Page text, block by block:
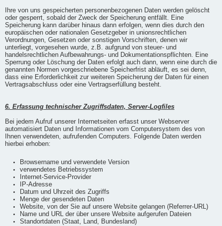
Ihre von uns gespeicherten personenbezogenen Daten werden gelöscht
oder gesperrt, sobald der Zweck der Speicherung entfällt. Eine
Speicherung kann darüber hinaus dann erfolgen, wenn dies durch den
europäischen oder nationalen Gesetzgeber in unionsrechtlichen
Verordnungen, Gesetzen oder sonstigen Vorschriften, denen wir
unterliegt, vorgesehen wurde, z.B. aufgrund von steuer- und
handelsrechtlichen Aufbewahrungs- und Dokumentationspflichten. Eine
Sperrung oder Löschung der Daten erfolgt auch dann, wenn eine durch die
genannten Normen vorgeschriebene Speicherfrist abläuft, es sei denn,
dass eine Erforderlichkeit zur weiteren Speicherung der Daten für einen
Vertragsabschluss oder eine Vertragserfüllung besteht.
6. Erfassung technischer Zugriffsdaten, Server-Logfiles
Bei jedem Aufruf unserer Internetseiten erfasst unser Webserver
automatisiert Daten und Informationen vom Computersystem des von
Ihnen verwendeten, aufrufenden Computers. Folgende Daten werden
hierbei erhoben:
Browsername und verwendete Version
verwendetes Betriebssystem
Internet-Service-Provider
IP-Adresse
Datum und Uhrzeit des Zugriffs
Menge der gesendeten Daten
Website, von der Sie auf unsere Website gelangen (Referrer-URL)
Name und URL der über unsere Website aufgerufen Dateien
Standortdaten (Staat, Land, Bundesland)